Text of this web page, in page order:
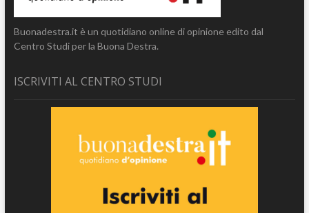
Buonadestra.it è un quotidiano online di opinione edito dal
Centro Studi per la Buona Destra.
ISCRIVITI AL CENTRO STUDI